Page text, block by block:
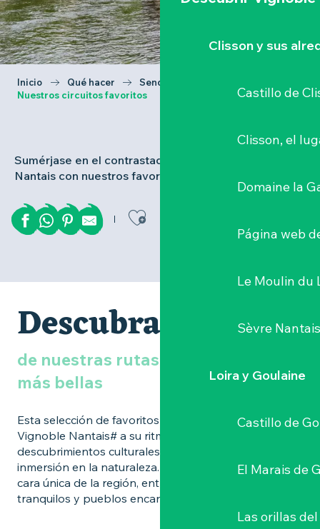
Clisson y sus
Castillo de
Clisson, el
Domaine la
Página web
Le Moulin du
Sèvre
Loira y Goulaine
Castillo de
El Marais de
Las orillas
Inicio Qué hacer
Senderismo y cicloturismo
Nuestros circuitos favoritos
Sumérjase en el contrastado mundo del Vignoble
Nantais con nuestros favoritos de senderismo.
Ajouter aux
Descubra
de nuestras rutas de senderismo
más bellas
Esta selección de favoritos le invita a explorar la
Vignoble Nantais# a su ritmo, combinando
descubrimientos culturales, paisajes variados e
inmersión en la naturaleza. Cada excursión revela una
cara única de la región, entre laderas vinícolas, ríos
tranquilos y pueblos encantadores.